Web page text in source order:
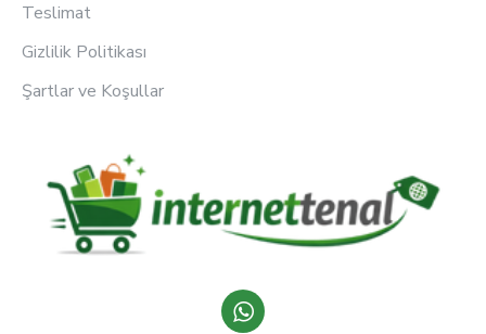
Teslimat
Gizlilik Politikası
Şartlar ve Koşullar